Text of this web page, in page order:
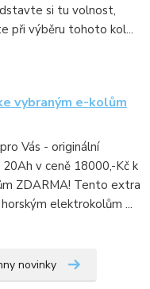
si tu volnost,
při výběru tohoto kol...
vybraným e-kolům
Vás - originální
v ceně 18000,-Kč k
ZDARMA! Tento extra
elektrokolům ...
novinky